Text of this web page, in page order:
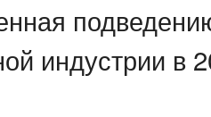
индустрии в